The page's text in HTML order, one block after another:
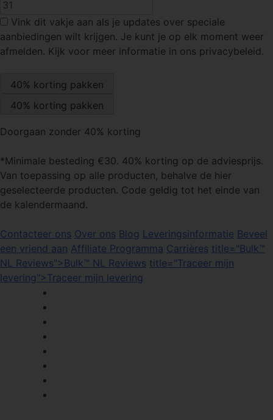
Vink dit vakje aan als je updates over speciale
aanbiedingen wilt krijgen. Je kunt je op elk moment weer
afmelden. Kijk voor meer informatie in ons privacybeleid.
Doorgaan zonder 40% korting
*Minimale besteding €30. 40% korting op de adviesprijs.
Van toepassing op alle producten, behalve de hier
geselecteerde producten. Code geldig tot het einde van
de kalendermaand.
Contacteer ons Over ons Blog Leveringsinformatie Beveel
een vriend aan Affiliate Programma Carrières title="Bulk™
NL Reviews">Bulk™ NL Reviews title="Traceer mijn
levering">Traceer mijn levering